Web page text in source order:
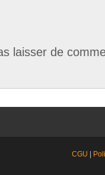
laisser de
CGU